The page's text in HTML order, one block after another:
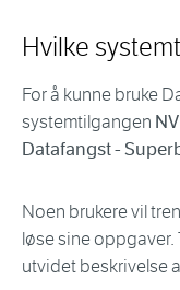
Hvilke
For å kunne bruke
systemtilgangen
Datafangst -
Noen brukere vil
løse sine oppgaver.
utvidet beskrivelse